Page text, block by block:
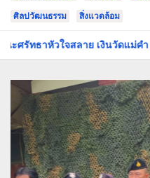
ศิลปวัฒนธรรม สิ่งแวดล้อม
จสลาย เงินวัดแม่คำ อำเภอแม่จั